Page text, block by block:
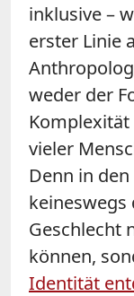
inklusive –
erster Linie
weder der
vieler
Denn in
keineswegs
Geschlecht
können,
Identität